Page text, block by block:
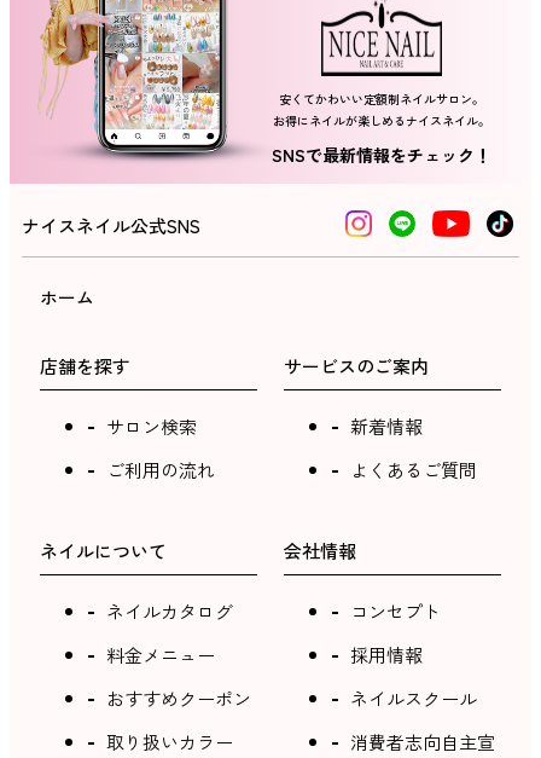
安くてかわいい定額制ネイルサロン。
お得にネイルが楽しめるナイスネイル。
SNSで最新情報をチェック！
ナイスネイル公式SNS
ホーム
店舗を探す
サロン検索
ご利用の流れ
サービスのご案内
新着情報
よくあるご質問
ネイルについて
ネイルカタログ
料金メニュー
おすすめクーポン
取り扱いカラー
会社情報
コンセプト
採用情報
ネイルスクール
消費者志向自主宣